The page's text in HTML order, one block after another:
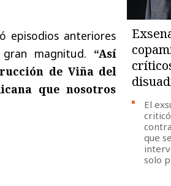
episodios anteriores
magnitud. “Así
de Viña del
que nosotros
El
que
solo